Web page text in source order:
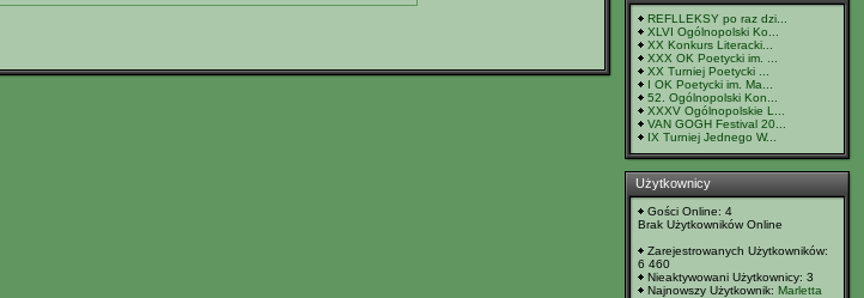
REFLLEKSY po raz dzi...
XLVI Ogólnopolski Ko...
XX Konkurs Literacki...
XXX OK Poetycki im. ...
XX Turniej Poetycki ...
I OK Poetycki im. Ma...
52. Ogólnopolski Kon...
XXXV Ogólnopolskie L...
VAN GOGH Festival 20...
IX Turniej Jednego W...
Użytkownicy
Gości Online: 4
Brak Użytkowników Online
Zarejestrowanych Użytkowników:
6 460
Nieaktywowani Użytkownicy: 3
Najnowszy Użytkownik: Marletta